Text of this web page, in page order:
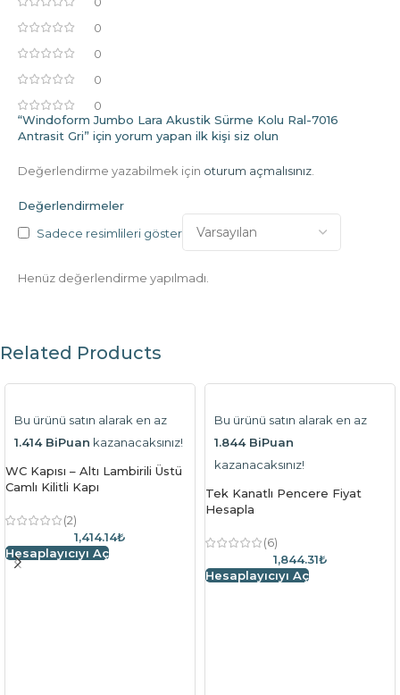
0
0
0
0
Değerlendirmeler
Sadece resimlileri göster
Henüz değerlendirme yapılmadı.
“Windoform Jumbo Lara Akustik Sürme Kolu Ral-7016
Antrasit Gri” için yorum yapan ilk kişi siz olun
Değerlendirme yazabilmek için oturum açmalısınız
Related Products
Bu ürünü satın alarak en az
1.414 BiPuan kazanacaksınız!
WC Kapısı – Altı Lambirili Üstü
Camlı Kilitli Kapı
(2)
1,414.14₺
Hesaplayıcıyı Aç
Bu ürünü satın alarak en az
1.844 BiPuan
kazanacaksınız!
Tek Kanatlı Pencere Fiyat
Hesapla
(6)
1,844.31₺
Hesaplayıcıyı Aç